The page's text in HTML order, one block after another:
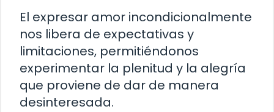
El expresar amor incondicionalmente
nos libera de expectativas y
limitaciones, permitiéndonos
experimentar la plenitud y la alegría
que proviene de dar de manera
desinteresada.